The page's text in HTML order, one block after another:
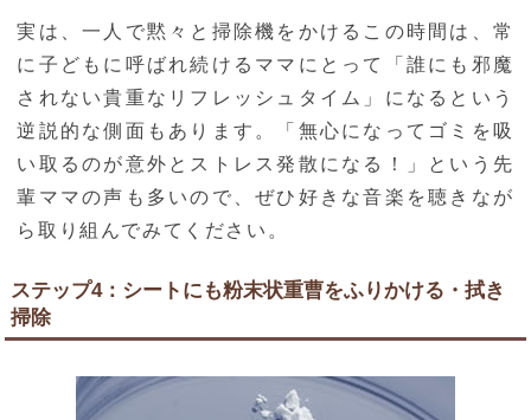
実は、一人で黙々と掃除機をかけるこの時間は、常
に子どもに呼ばれ続けるママにとって「誰にも邪魔
されない貴重なリフレッシュタイム」になるという
逆説的な側面もあります。「無心になってゴミを吸
い取るのが意外とストレス発散になる！」という先
輩ママの声も多いので、ぜひ好きな音楽を聴きなが
ら取り組んでみてください。
ステップ4：シートにも粉末状重曹をふりかける・拭き
掃除